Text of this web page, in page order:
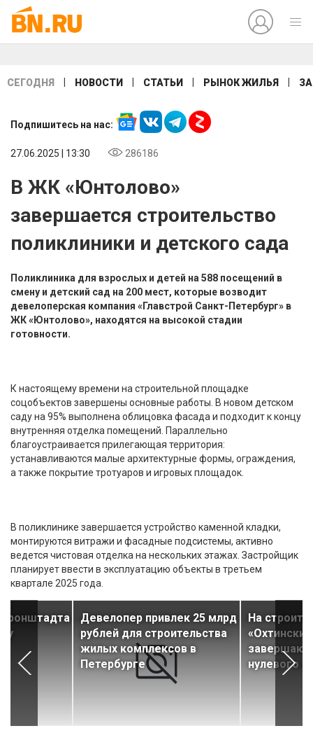
СЕГОДНЯ НОВОСТИ СТАТЬИ РЫНОК ЖИЛЬЯ
Подпишитесь на нас:
27.06.2025 | 13:30 286186
В ЖК «Юнтолово»
завершается строительство
поликлиники и детского сада
Поликлиника для взрослых и детей на 588 посещений в
смену и детский сад на 200 мест, которые возводит
девелоперская компания «Главстрой Санкт-Петербург» в
ЖК «Юнтолово», находятся на высокой стадии
готовности.
К настоящему времени на строительной площадке
соцобъектов завершены основные работы. В новом детском
саду на 95% выполнена облицовка фасада и подходит к концу
внутренняя отделка помещений. Параллельно
благоустраивается прилегающая территория:
устанавливаются малые архитектурные формы, ограждения,
а также покрытие тротуаров и игровых площадок.
В поликлинике завершается устройство каменной кладки,
монтируются витражи и фасадные подсистемы, активно
ведется чистовая отделка на нескольких этажах. Застройщик
планирует ввести в эксплуатацию объекты в третьем
квартале 2025 года.
Девелопер привлек 25 млрд
рублей для строительства
жилых комплексов в
Петербурге
На
нулевого